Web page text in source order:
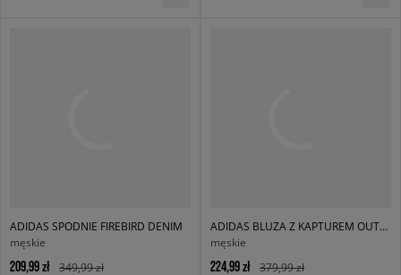
ADIDAS SPODNIE FIREBIRD DENIM
męskie
209,99 zł
349,99 zł
ADIDAS BLUZA Z KAPTUREM OUTL TREF HDY
męskie
224,99 zł
379,99 zł